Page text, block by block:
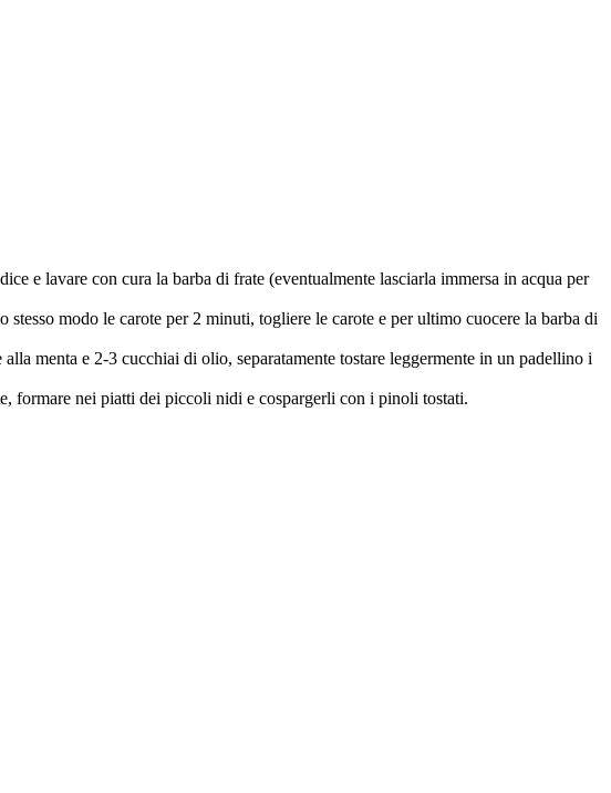
e lavare con cura la barba di frate (eventualmente lasciarla immersa in acqua per
modo le carote per 2 minuti, togliere le carote e per ultimo cuocere la barba di
menta e 2-3 cucchiai di olio, separatamente tostare leggermente in un padellino i
formare nei piatti dei piccoli nidi e cospargerli con i pinoli tostati.